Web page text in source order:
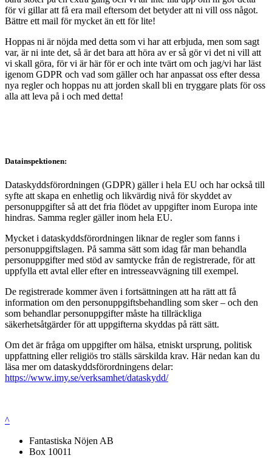
för vi gillar att få era mail eftersom det betyder att ni vill oss något.
Bättre ett mail för mycket än ett för lite!
Hoppas ni är nöjda med detta som vi har att erbjuda, men som sagt
var, är ni inte det, så är det bara att höra av er så gör vi det ni vill att
vi skall göra, för vi är här för er och inte tvärt om och jag/vi har läst
igenom GDPR och vad som gäller och har anpassat oss efter dessa
nya regler och hoppas nu att jorden skall bli en tryggare plats för oss
alla att leva på i och med detta!
Datainspektionen:
Dataskyddsförordningen (GDPR) gäller i hela EU och har också till
syfte att skapa en enhetlig och likvärdig nivå för skyddet av
personuppgifter så att det fria flödet av uppgifter inom Europa inte
hindras. Samma regler gäller inom hela EU.
Mycket i dataskyddsförordningen liknar de regler som fanns i
personuppgiftslagen. På samma sätt som idag får man behandla
personuppgifter med stöd av samtycke från de registrerade, för att
uppfylla ett avtal eller efter en intresseavvägning till exempel.
De registrerade kommer även i fortsättningen att ha rätt att få
information om den personuppgiftsbehandling som sker – och den
som behandlar personuppgifter måste ha tillräckliga
säkerhetsåtgärder för att uppgifterna skyddas på rätt sätt.
Om det är fråga om uppgifter om hälsa, etniskt ursprung, politisk
uppfattning eller religiös tro ställs särskilda krav. Här nedan kan du
läsa mer om dataskyddsförordningens delar:
https://www.imy.se/verksamhet/dataskydd/
^
Fantastiska Nöjen AB
Box 10011